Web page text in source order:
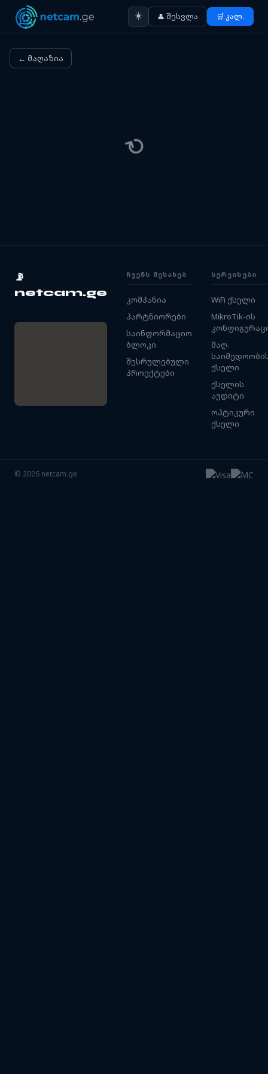
☀️ 👤 შესვლა 🛒 კალ.
← მაღაზია
⟳
📡
netcam.ge
ᲩᲕᲔᲜᲡ ᲨᲔᲡᲐᲮᲔᲑ
კომპანია
პარტნიორები
საინფორმაციო
ბლოკი
შესრულებული
პროექტები
ᲡᲔᲠᲕᲘᲡᲔᲑᲘ
WiFi ქსელი
MikroTik-ის
მაღ.
ქსელი
ქსელის
აუდიტი
ოპტიკური
ქსელი
© 2026 netcam.ge